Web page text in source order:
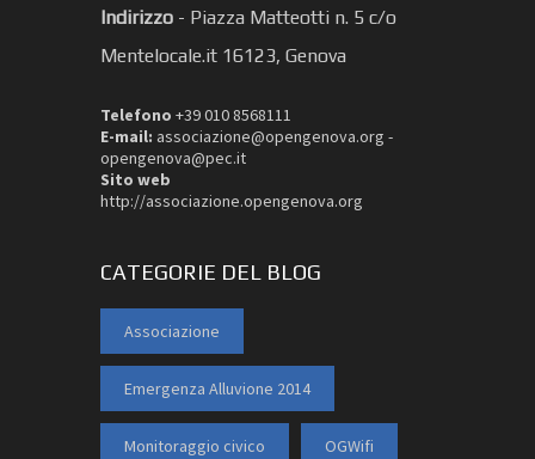
Indirizzo - Piazza Matteotti n. 5 c/o
Mentelocale.it 16123, Genova
Telefono +39 010 8568111
E-mail: associazione@opengenova.org -
opengenova@pec.it
Sito web
http://associazione.opengenova.org
CATEGORIE DEL BLOG
Associazione
Emergenza Alluvione 2014
Monitoraggio civico OGWifi